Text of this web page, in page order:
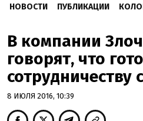
НОВОСТИ ПУБЛИКАЦИИ
В компании
говорят, что
сотрудничеству
8 ИЮЛЯ 2016, 10:39